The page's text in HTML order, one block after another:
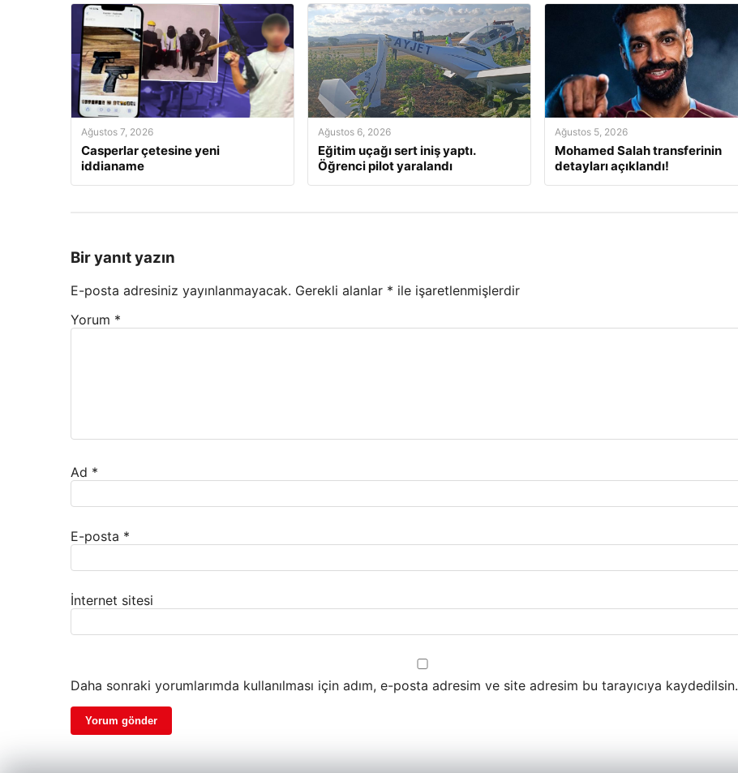
Ağustos 7, 2026
Casperlar çetesine yeni
iddianame
Ağustos 6, 2026
Eğitim uçağı sert iniş yaptı.
Öğrenci pilot yaralandı
Ağustos 5, 2026
Mohamed Salah transferinin
detayları açıklandı!
Bir yanıt yazın
E-posta adresiniz yayınlanmayacak. Gerekli alanlar * ile işaretlenmişlerdir
Yorum *
Ad *
E-posta *
İnternet sitesi
Daha sonraki yorumlarımda kullanılması için adım, e-posta adresim ve site adresim bu tarayıcıya kaydedilsin.